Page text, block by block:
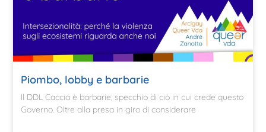
Piombo, lobby e barbarie
Il DDL Caccia è barbarie, specchio di ciò in cui crede questo
Governo. Oltre alla presa in giro di considerare